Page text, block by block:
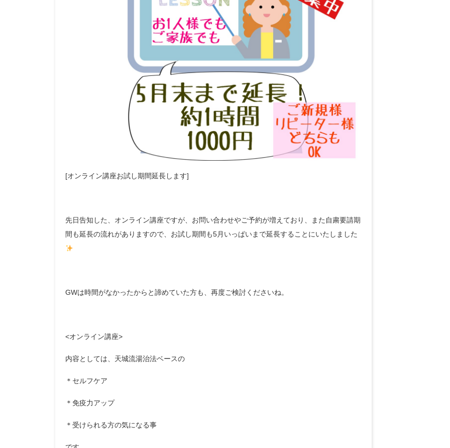
[オンライン講座お試し期間延長します]
先日告知した、オンライン講座ですが、お問い合わせやご予約が増えており、また自粛要請期
間も延長の流れがありますので、お試し期間も5月いっぱいまで延長することにいたしました
GWは時間がなかったからと諦めていた方も、再度ご検討くださいね。
<オンライン講座>
内容としては、天城流湯治法ベースの
＊セルフケア
＊免疫力アップ
＊受けられる方の気になる事